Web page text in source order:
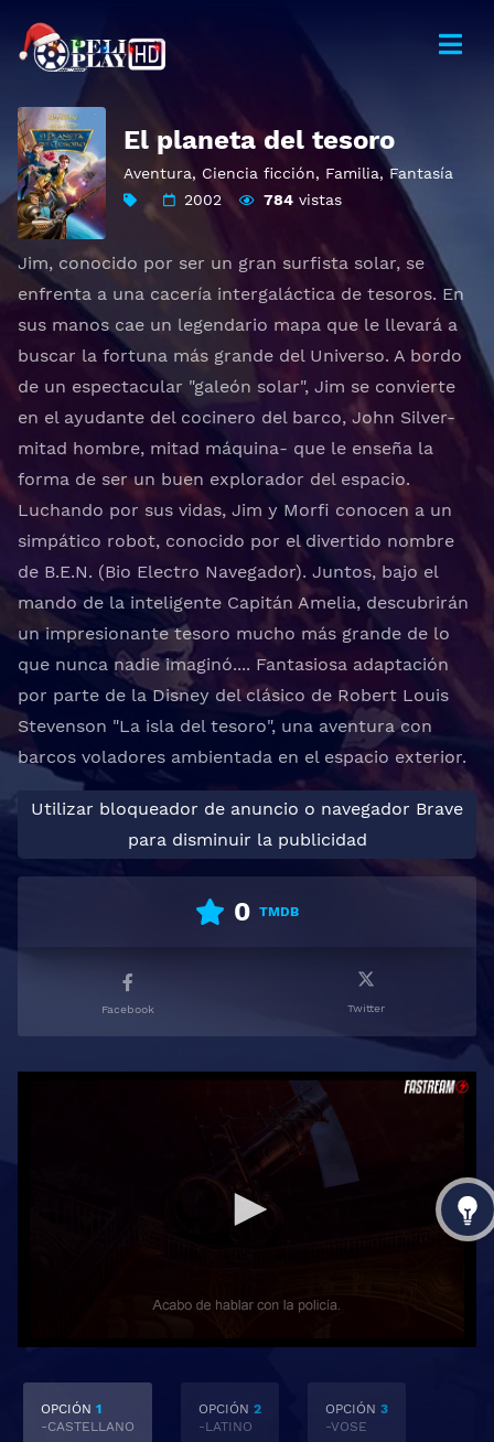
El planeta del tesoro
Aventura, Ciencia ficción, Familia, Fantasía
2002
784 vistas
Jim, conocido por ser un gran surfista solar, se
enfrenta a una cacería intergaláctica de tesoros. En
sus manos cae un legendario mapa que le llevará a
buscar la fortuna más grande del Universo. A bordo
de un espectacular "galeón solar", Jim se convierte
en el ayudante del cocinero del barco, John Silver-
mitad hombre, mitad máquina- que le enseña la
forma de ser un buen explorador del espacio.
Luchando por sus vidas, Jim y Morfi conocen a un
simpático robot, conocido por el divertido nombre
de B.E.N. (Bio Electro Navegador). Juntos, bajo el
mando de la inteligente Capitán Amelia, descubrirán
un impresionante tesoro mucho más grande de lo
que nunca nadie imaginó.... Fantasiosa adaptación
por parte de la Disney del clásico de Robert Louis
Stevenson "La isla del tesoro", una aventura con
barcos voladores ambientada en el espacio exterior.
Utilizar bloqueador de anuncio o navegador Brave
para disminuir la publicidad
0 TMDB
Facebook Twitter
OPCIÓN 1
-CASTELLANO
OPCIÓN 2
-LATINO
OPCIÓN 3
-VOSE